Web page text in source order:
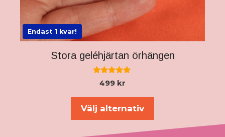
Endast 1 kvar!
Stora geléhjärtan örhängen
5.00
av 5
499 kr
Välj alternativ